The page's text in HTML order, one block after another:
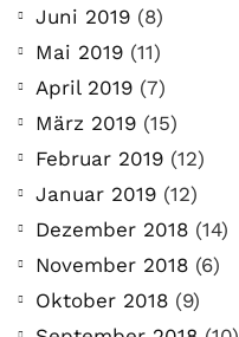
Juni 2019 (8)
Mai 2019 (11)
April 2019 (7)
März 2019 (15)
Februar 2019 (12)
Januar 2019 (12)
Dezember 2018 (14)
November 2018 (6)
Oktober 2018 (9)